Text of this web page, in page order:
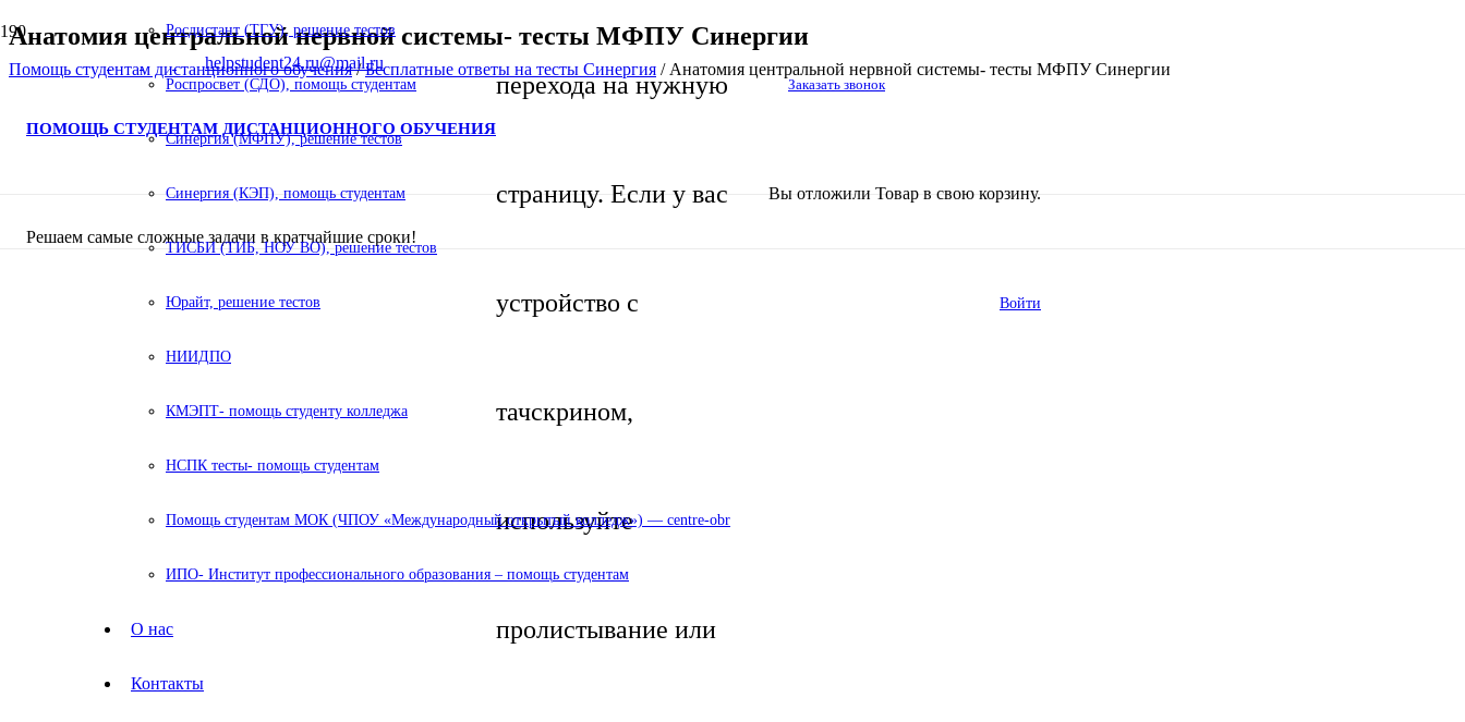
helpstudent24.ru@mail.ru
ПОМОЩЬ СТУДЕНТАМ ДИСТАНЦИОННОГО ОБУЧЕНИЯ
Решаем самые сложные задачи в кратчайшие сроки!
перехода на нужную
страницу. Если у вас
устройство с
тачскрином,
используйте
пролистывание или
Заказать звонок
Вы отложили Товар в свою корзину.
Войти
Росдистант (ТГУ), решение тестов
Роспросвет (СДО), помощь студентам
Синергия (МФПУ), решение тестов
Синергия (КЭП), помощь студентам
ТИСБИ (ТИБ, НОУ ВО), решение тестов
Юрайт, решение тестов
НИИДПО
КМЭПТ- помощь студенту колледжа
НСПК тесты- помощь студентам
Помощь студентам МОК (ЧПОУ «Международный открытый колледж») — centre-obr
ИПО- Институт профессионального образования – помощь студентам
О нас
Контакты
Анатомия центральной нервной системы- тесты МФПУ Синергии
Помощь студентам дистанционного обучения/Бесплатные ответы на тесты Синергия / Анатомия центральной нервной системы- тесты МФПУ Синергии